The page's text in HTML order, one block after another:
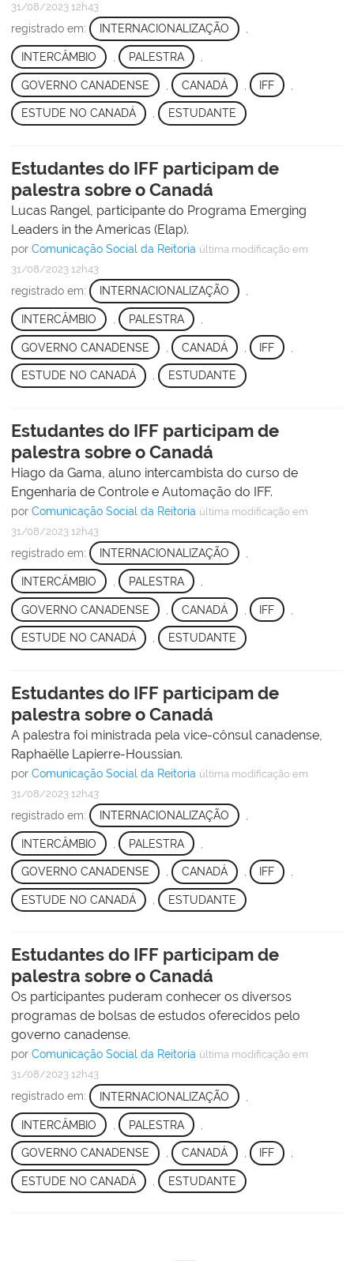
31/08/2023 12h43
registrado em: INTERNACIONALIZAÇÃO ,
INTERCÂMBIO PALESTRA
GOVERNO CANADENSE CANADÁ IFF
ESTUDE NO CANADÁ , ESTUDANTE
Estudantes do IFF participam de
palestra sobre o Canadá
Lucas Rangel, participante do Programa Emerging
Leaders in the Americas (Elap).
por Comunicação Social da Reitoria última modificação em
31/08/2023 12h43
registrado em: INTERNACIONALIZAÇÃO
INTERCÂMBIO PALESTRA
GOVERNO CANADENSE CANADÁ IFF
ESTUDE NO CANADÁ , ESTUDANTE
Estudantes do IFF participam de
palestra sobre o Canadá
Hiago da Gama, aluno intercambista do curso de
Engenharia de Controle e Automação do IFF.
por Comunicação Social da Reitoria última modificação em
31/08/2023 12h43
registrado em: INTERNACIONALIZAÇÃO
INTERCÂMBIO PALESTRA
GOVERNO CANADENSE CANADÁ IFF
ESTUDE NO CANADÁ , ESTUDANTE
Estudantes do IFF participam de
palestra sobre o Canadá
A palestra foi ministrada pela vice-cônsul canadense,
Raphaëlle Lapierre-Houssian.
por Comunicação Social da Reitoria última modificação em
31/08/2023 12h43
registrado em: INTERNACIONALIZAÇÃO
INTERCÂMBIO PALESTRA
GOVERNO CANADENSE , CANADÁ , IFF ,
ESTUDE NO CANADÁ ESTUDANTE
Estudantes do IFF participam de
palestra sobre o Canadá
Os participantes puderam conhecer os diversos
programas de bolsas de estudos oferecidos pelo
governo canadense.
por Comunicação Social da Reitoria última modificação em
31/08/2023 12h43
registrado em: INTERNACIONALIZAÇÃO
INTERCÂMBIO PALESTRA
GOVERNO CANADENSE , CANADÁ , IFF ,
ESTUDE NO CANADÁ ESTUDANTE